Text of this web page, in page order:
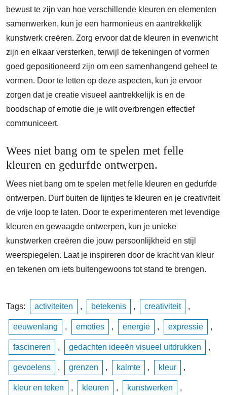
bewust te zijn van hoe verschillende kleuren en elementen
samenwerken, kun je een harmonieus en aantrekkelijk
kunstwerk creëren. Zorg ervoor dat de kleuren in evenwicht
zijn en elkaar versterken, terwijl de tekeningen of vormen
goed gepositioneerd zijn om een samenhangend geheel te
vormen. Door te letten op deze aspecten, kun je ervoor
zorgen dat je creatie visueel aantrekkelijk is en de
boodschap of emotie die je wilt overbrengen effectief
communiceert.
Wees niet bang om te spelen met felle
kleuren en gedurfde ontwerpen.
Wees niet bang om te spelen met felle kleuren en gedurfde
ontwerpen. Durf buiten de lijntjes te kleuren en je creativiteit
de vrije loop te laten. Door te experimenteren met levendige
kleuren en gewaagde ontwerpen, kun je unieke
kunstwerken creëren die jouw persoonlijkheid en stijl
weerspiegelen. Laat je inspireren door de kracht van kleur
en tekenen om iets buitengewoons tot stand te brengen.
Tags: activiteiten , betekenis , creativiteit ,
eeuwenlang , emoties , energie , expressie ,
fascineren , gedachten ideeën visueel uitdrukken ,
gevoelens , grenzen , kalmte , kleur ,
kleur en teken , kleuren , kunstwerken ,